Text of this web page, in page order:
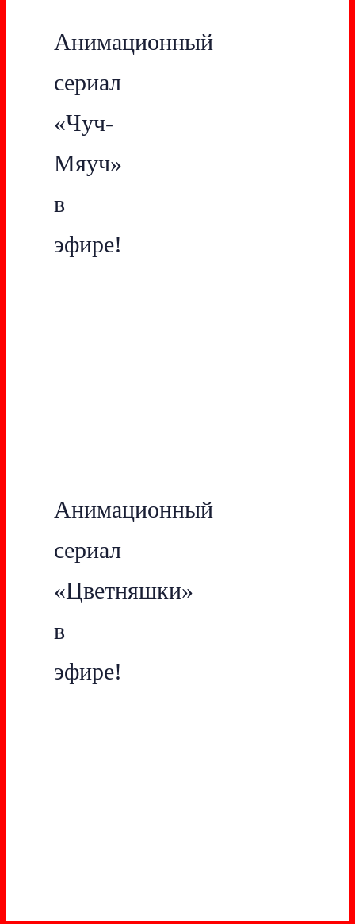
Анимационный
сериал
«Чуч-
Мяуч»
в
эфире!
Анимационный
сериал
«Цветняшки»
в
эфире!